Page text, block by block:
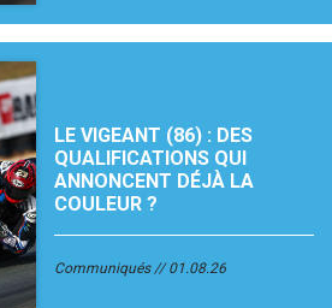
LE VIGEANT (86) : DES
QUALIFICATIONS QUI
ANNONCENT DÉJÀ LA
COULEUR ?
Communiqués 01.08.26